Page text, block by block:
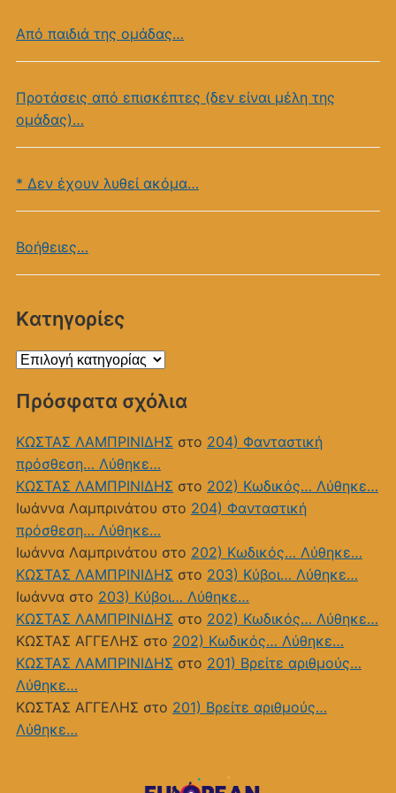
Από παιδιά της ομάδας…
Προτάσεις από επισκέπτες (δεν είναι μέλη της
ομάδας)…
* Δεν έχουν λυθεί ακόμα…
Βοήθειες…
Kατηγορίες
Kατηγορίες
Πρόσφατα σχόλια
ΚΩΣΤΑΣ ΛΑΜΠΡΙΝΙΔΗΣ στο 204) Φανταστική
πρόσθεση… Λύθηκε…
ΚΩΣΤΑΣ ΛΑΜΠΡΙΝΙΔΗΣ στο 202) Κωδικός… Λύθηκε…
Ιωάννα Λαμπρινάτου στο 204) Φανταστική
πρόσθεση… Λύθηκε…
Ιωάννα Λαμπρινάτου στο 202) Κωδικός… Λύθηκε…
ΚΩΣΤΑΣ ΛΑΜΠΡΙΝΙΔΗΣ στο 203) Κύβοι… Λύθηκε…
Ιωάνναστο 203) Κύβοι… Λύθηκε…
ΚΩΣΤΑΣ ΛΑΜΠΡΙΝΙΔΗΣ στο 202) Κωδικός… Λύθηκε…
ΚΩΣΤΑΣ ΑΓΓΕΛΗΣ στο 202) Κωδικός… Λύθηκε…
ΚΩΣΤΑΣ ΛΑΜΠΡΙΝΙΔΗΣ στο 201) Bρείτε αριθμούς…
Λύθηκε…
ΚΩΣΤΑΣ ΑΓΓΕΛΗΣ στο 201) Bρείτε αριθμούς…
Λύθηκε…